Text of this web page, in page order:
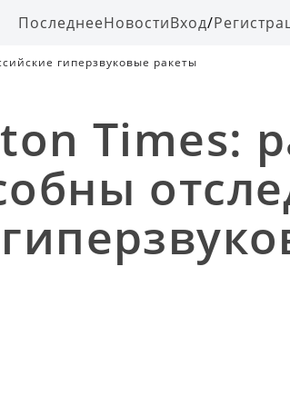
ПоследнееНовостиВход/
гиперзвуковые ракеты
Times: